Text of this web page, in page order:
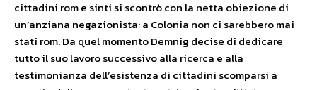
cittadini rom e sinti si scontrò con la netta obiezione di
un’anziana negazionista: a Colonia non ci sarebbero mai
stati rom. Da quel momento Demnig decise di dedicare
tutto il suo lavoro successivo alla ricerca e alla
testimonianza dell’esistenza di cittadini scomparsi a